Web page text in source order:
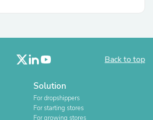
Back to top
Solution
For dropshippers
For starting stores
For growing stores